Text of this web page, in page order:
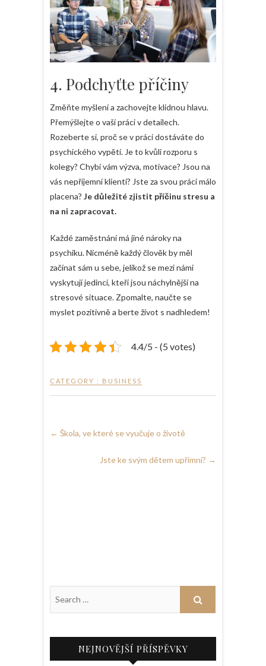
4. Podchyťte příčiny
Změňte myšlení a zachovejte klidnou hlavu.
Přemýšlejte o vaší práci v detailech.
Rozeberte si, proč se v práci dostáváte do
psychického vypětí. Je to kvůli rozporu s
kolegy? Chybí vám výzva, motivace? Jsou na
vás nepříjemní klienti? Jste za svou práci málo
placena? Je důležité zjistit příčinu stresu a
na ni zapracovat.
Každé zaměstnání má jiné nároky na
psychiku. Nicméně každý člověk by měl
začínat sám u sebe, jelikož se mezi námi
vyskytují jedinci, kteří jsou náchylnější na
stresové situace. Zpomalte, naučte se
myslet pozitivně a berte život s nadhledem!
4.4/5 - (5 votes)
CATEGORY : BUSINESS
← Škola, ve které se vyučuje o životě
Jste ke svým dětem upřímní? →
NEJNOVĚJŠÍ PŘÍSPĚVKY